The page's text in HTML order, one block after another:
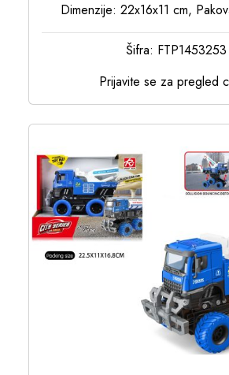
Dimenzije: 22x16x11 cm,
Šifra: FTP1453253
Prijavite se za pregled